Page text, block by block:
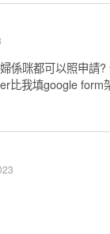
係咪都可以照申請
比我填google form